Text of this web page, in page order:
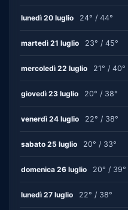
lunedì 20 luglio 24° / 44°
martedì 21 luglio 23° / 45°
mercoledì 22 luglio 21° / 40°
giovedì 23 luglio 20° / 38°
venerdì 24 luglio 22° / 38°
sabato 25 luglio 20° / 33°
domenica 26 luglio 20° / 39°
lunedì 27 luglio 22° / 38°